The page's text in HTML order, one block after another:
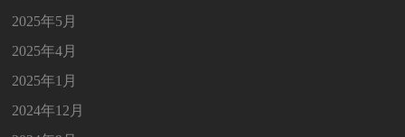
2025年5月
2025年4月
2025年1月
2024年12月